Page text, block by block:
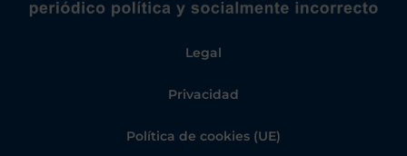
Legal
Privacidad
Política de cookies (UE)